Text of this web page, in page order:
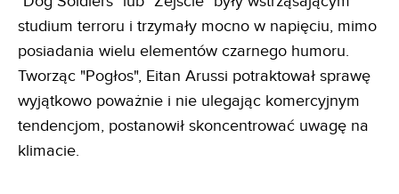
studium terroru i trzymały mocno w napięciu, mimo
posiadania wielu elementów czarnego humoru.
Tworząc "Pogłos", Eitan Arussi potraktował sprawę
wyjątkowo poważnie i nie ulegając komercyjnym
tendencjom, postanowił skoncentrować uwagę na
klimacie.